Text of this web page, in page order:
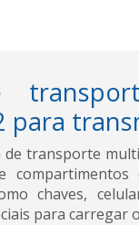
para
de transporte
compartimentos
chaves,
para carregar